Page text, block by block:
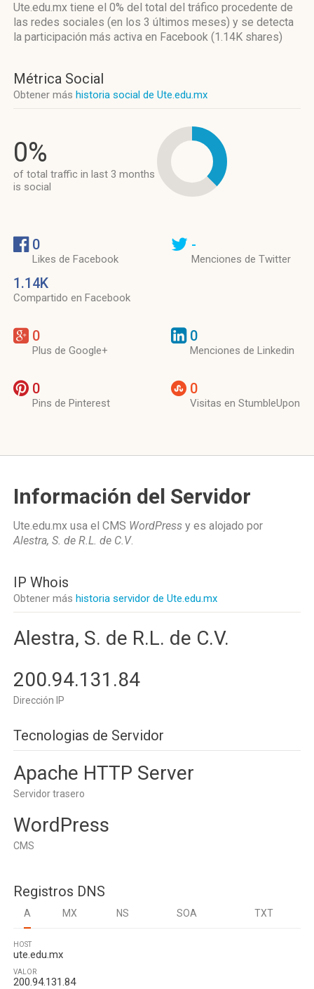
Ute.edu.mx tiene el 0% del total del tráfico procedente de
las redes sociales (en los 3 últimos meses) y se detecta
la participación más activa en Facebook (1.14K shares)
Métrica Social
Obtener más historia social de Ute.edu.mx
0%
of total traffic in last 3 months
is social
0
Likes de Facebook
1.14K
Compartido en Facebook
-
Menciones de Twitter
0
Plus de Google+
0
Menciones de Linkedin
0
Pins de Pinterest
0
Visitas en StumbleUpon
Información del Servidor
Ute.edu.mx usa el CMS WordPress y es alojado por
Alestra, S. de R.L. de C.V.
IP Whois
Obtener más historia servidor de Ute.edu.mx
Alestra, S. de R.L. de C.V.
200.94.131.84
Dirección IP
Tecnologias de Servidor
Apache HTTP Server
Servidor trasero
WordPress
CMS
Registros DNS
A MX NS SOA TXT
HOST
ute.edu.mx
VALOR
200.94.131.84